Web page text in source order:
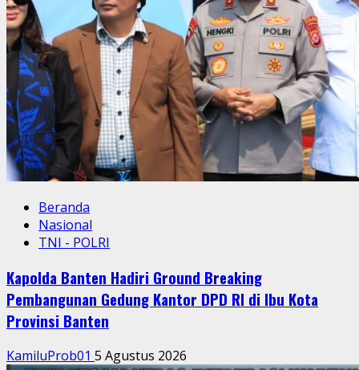
Beranda
Nasional
TNI - POLRI
Kapolda Banten Hadiri Ground Breaking
Pembangunan Gedung Kantor DPD RI di Ibu Kota
Provinsi Banten
KamiluProb01 5 Agustus 2026